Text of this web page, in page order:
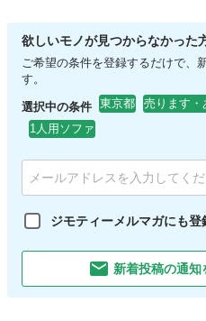
欲しいモノが見つからなかった
ご希望の条件を登録するだけで、
す。
選択中の条件 東京都 売ります・
1人用ソファ
ジモティーメルマガにも登
新着投稿の通知